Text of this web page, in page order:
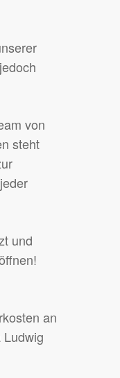
von
steht
und
an